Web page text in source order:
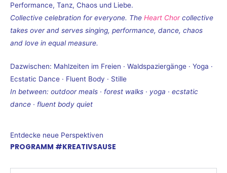
Performance, Tanz, Chaos und Liebe.
Collective celebration for everyone. The Heart Chorcollective
takes over and serves singing, performance, dance, chaos
and love in equal measure.
Dazwischen: Mahlzeiten im Freien · Waldspaziergänge · Yoga ·
Ecstatic Dance · Fluent Body · Stille
In between: outdoor meals · forest walks · yoga · ecstatic
dance · fluent body quiet
Entdecke neue Perspektiven
PROGRAMM #KREATIVSAUSE